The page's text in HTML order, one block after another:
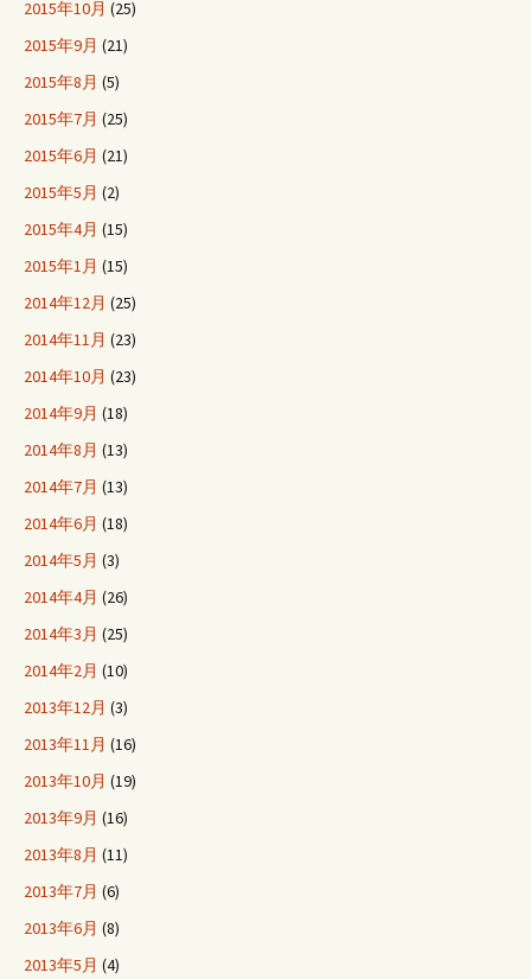
2015年10月 (25)
2015年9月 (21)
2015年8月 (5)
2015年7月 (25)
2015年6月 (21)
2015年5月 (2)
2015年4月 (15)
2015年1月 (15)
2014年12月 (25)
2014年11月 (23)
2014年10月 (23)
2014年9月 (18)
2014年8月 (13)
2014年7月 (13)
2014年6月 (18)
2014年5月 (3)
2014年4月 (26)
2014年3月 (25)
2014年2月 (10)
2013年12月 (3)
2013年11月 (16)
2013年10月 (19)
2013年9月 (16)
2013年8月 (11)
2013年7月 (6)
2013年6月 (8)
2013年5月 (4)